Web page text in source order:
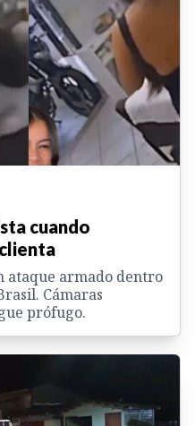
cuando
ataque armado dentro
Cámaras
prófugo.